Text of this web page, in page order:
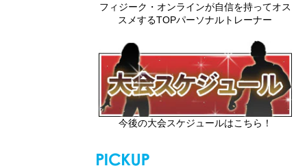
フィジーク・オンラインが自信を持ってオス
スメするTOPパーソナルトレーナー
今後の大会スケジュールはこちら！